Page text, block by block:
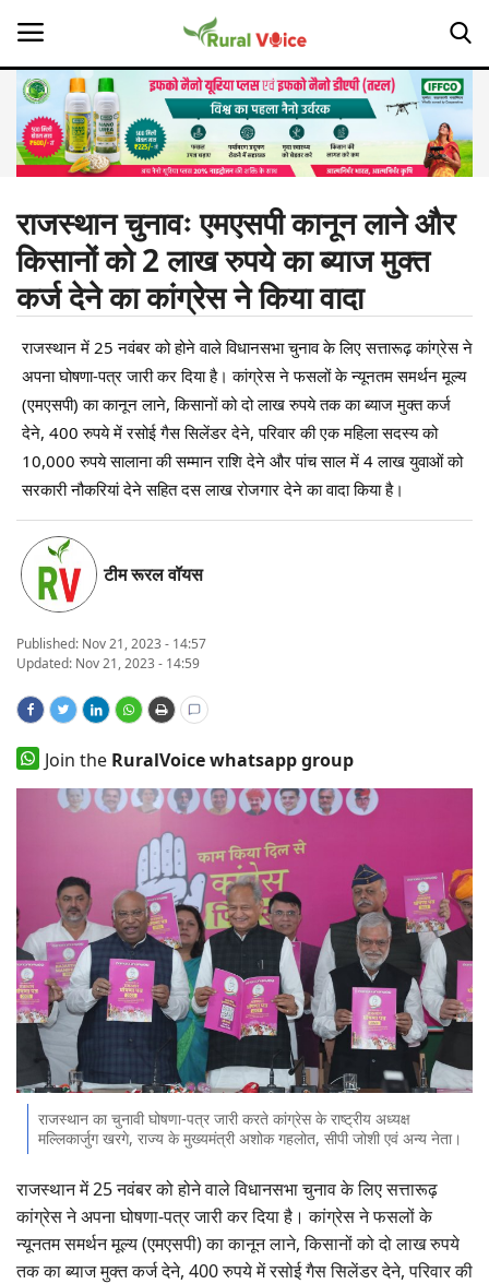
Home
About Us
Leadership Profiles
Opinion
Politics
Magazine
States
Events
Agribusiness
International
Rural Dialogue
Ground Report
Rural Connect
Gallery
National
Latest News
Awards 2022
Agri Start-Ups
राजस्थान चुनावः एमएसपी कानून लाने और
किसानों को 2 लाख रुपये का ब्याज मुक्त
कर्ज देने का कांग्रेस ने किया वादा
राजस्थान में 25 नवंबर को होने वाले विधानसभा चुनाव के लिए सत्तारूढ़ कांग्रेस ने
अपना घोषणा-पत्र जारी कर दिया है। कांग्रेस ने फसलों के न्यूनतम समर्थन मूल्य
(एमएसपी) का कानून लाने, किसानों को दो लाख रुपये तक का ब्याज मुक्त कर्ज
देने, 400 रुपये में रसोई गैस सिलेंडर देने, परिवार की एक महिला सदस्य को
10,000 रुपये सालाना की सम्मान राशि देने और पांच साल में 4 लाख युवाओं को
सरकारी नौकरियां देने सहित दस लाख रोजगार देने का वादा किया है।
टीम रूरल वॉयस
Published: Nov 21, 2023 - 14:57
Updated: Nov 21, 2023 - 14:59
Join the RuralVoice whatsapp group
राजस्थान का चुनावी घोषणा-पत्र जारी करते कांग्रेस के राष्ट्रीय अध्यक्ष
मल्लिकार्जुग खरगे, राज्य के मुख्यमंत्री अशोक गहलोत, सीपी जोशी एवं अन्य नेता।
राजस्थान में 25 नवंबर को होने वाले विधानसभा चुनाव के लिए सत्तारूढ़
कांग्रेस ने अपना घोषणा-पत्र जारी कर दिया है। कांग्रेस ने फसलों के
न्यूनतम समर्थन मूल्य (एमएसपी) का कानून लाने, किसानों को दो लाख रुपये
तक का ब्याज मुक्त कर्ज देने, 400 रुपये में रसोई गैस सिलेंडर देने, परिवार की